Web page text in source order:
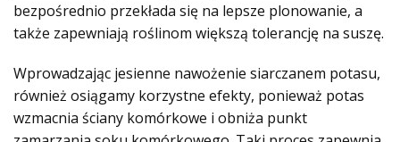
bezpośrednio przekłada się na lepsze plonowanie, a
także zapewniają roślinom większą tolerancję na suszę.
Wprowadzając jesienne nawożenie siarczanem potasu,
również osiągamy korzystne efekty, ponieważ potas
wzmacnia ściany komórkowe i obniża punkt